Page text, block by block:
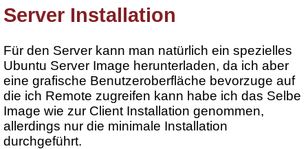
Server Installation
Für den Server kann man natürlich ein spezielles
Ubuntu Server Image herunterladen, da ich aber
eine grafische Benutzeroberfläche bevorzuge auf
die ich Remote zugreifen kann habe ich das Selbe
Image wie zur Client Installation genommen,
allerdings nur die minimale Installation
durchgeführt.